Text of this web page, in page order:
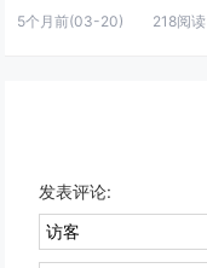
5个月前(03-20) 218阅读
发表评论: